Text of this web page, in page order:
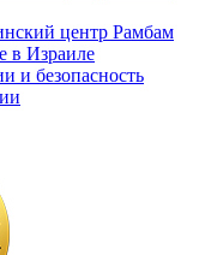
центр Рамбам
в Израиле
и безопасность